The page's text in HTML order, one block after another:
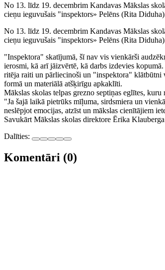
No 13. līdz 19. decembrim Kandavas Mākslas
cieņu ieguvušais "inspektors» Pelēns (Rita
No 13. līdz 19. decembrim Kandavas Mākslas
cieņu ieguvušais "inspektors» Pelēns (Rita
"Inspektora" skatījumā, šī nav vis vienkārši
ierosmi, kā arī jāizvērtē, kā darbs izdevies
ritēja raiti un pārliecinoši un "inspektora" klātbūtni
formā un materiālā atšķirīgu apkaklīti.
Mākslas skolas telpas grezno septiņas eglītes,
"Ja šajā laikā pietrūks mīļuma, sirdsmiera un
neslēpjot emocijas, atzīst un mākslas cienītājiem
Savukārt Mākslas skolas direktore Ērika
Dalīties:
Komentāri (0)